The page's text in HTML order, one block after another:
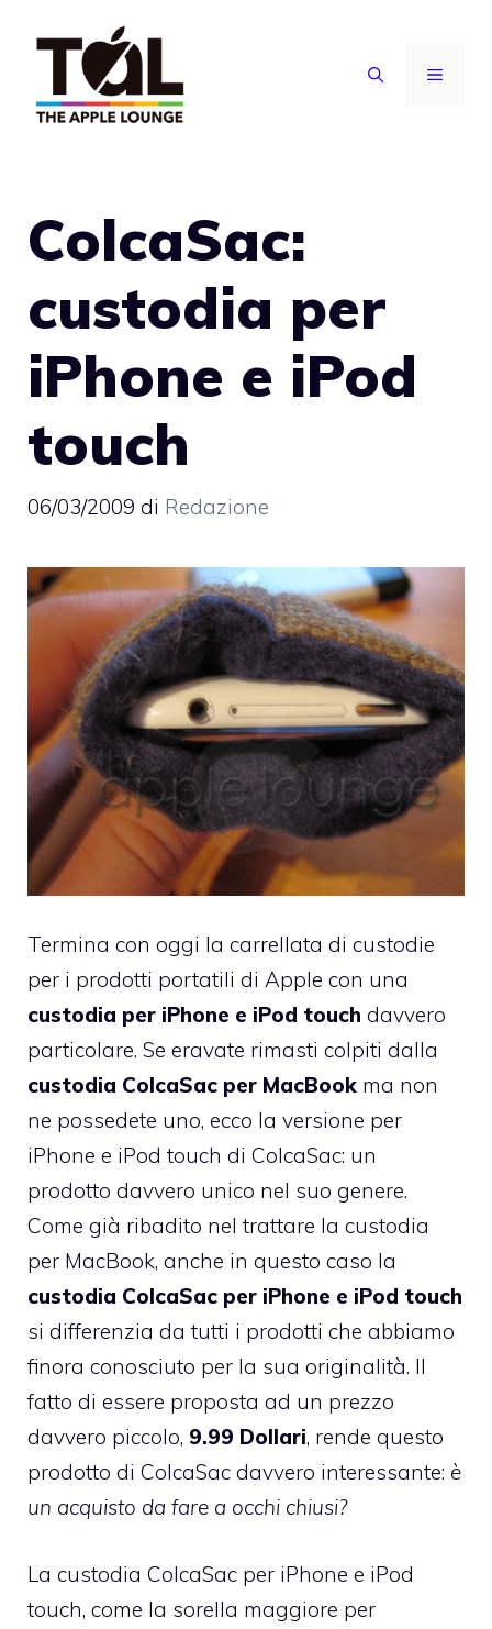
contenuto
MENU
ColcaSac:
custodia per
iPhone e iPod
touch
06/03/2009 di Redazione
Termina con oggi la carrellata di custodie
per i prodotti portatili di Apple con una
custodia per iPhone e iPod touch davvero
particolare. Se eravate rimasti colpiti dalla
custodia ColcaSac per MacBook ma non
ne possedete uno, ecco la versione per
iPhone e iPod touch di ColcaSac: un
prodotto davvero unico nel suo genere.
Come già ribadito nel trattare la custodia
per MacBook, anche in questo caso la
custodia ColcaSac per iPhone e iPod touch
si differenzia da tutti i prodotti che abbiamo
finora conosciuto per la sua originalità. Il
fatto di essere proposta ad un prezzo
davvero piccolo, 9.99 Dollari, rende questo
prodotto di ColcaSac davvero interessante: è
un acquisto da fare a occhi chiusi?
La custodia ColcaSac per iPhone e iPod
touch, come la sorella maggiore per